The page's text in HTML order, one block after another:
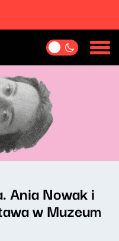
Ania Nowak i
w Muzeum